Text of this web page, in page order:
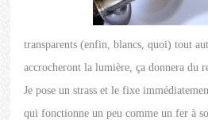
transparents (enfin, blancs, quoi) tout
accrocheront la lumière, ça donnera du
Je pose un strass et le fixe
qui fonctionne un peu comme un fer à